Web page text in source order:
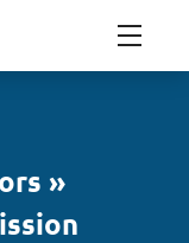
»